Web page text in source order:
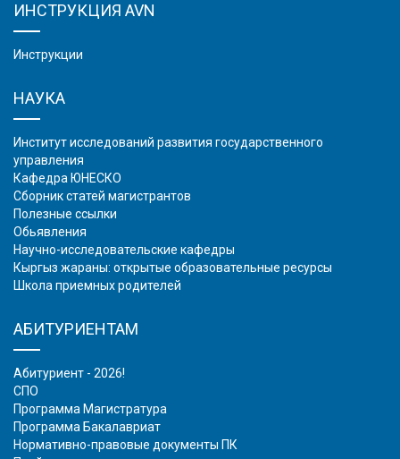
ИНСТРУКЦИЯ AVN
Инструкции
НАУКА
Институт исследований развития государственного
управления
Кафедра ЮНЕСКО
Сборник статей магистрантов
Полезные ссылки
Обьявления
Научно-исследовательские кафедры
Кыргыз жараны: открытые образовательные ресурсы
Школа приемных родителей
АБИТУРИЕНТАМ
Абитуриент - 2026!
СПО
Программа Магистратура
Программа Бакалавриат
Нормативно-правовые документы ПК